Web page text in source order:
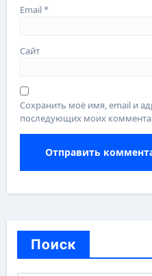
Email*
Сайт
Сохранить моё имя, email и
последующих моих
Поиск